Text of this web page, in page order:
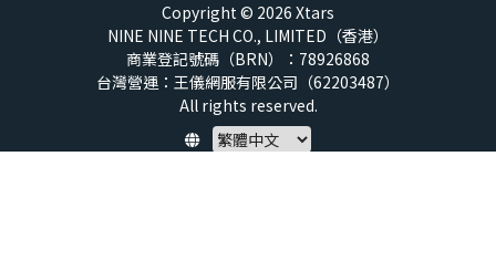
Copyright © 2026 Xtars
NINE NINE TECH CO., LIMITED（香港）
商業登記號碼（BRN）：78926868
台灣營運：王儀網服有限公司（62203487）
All rights reserved.